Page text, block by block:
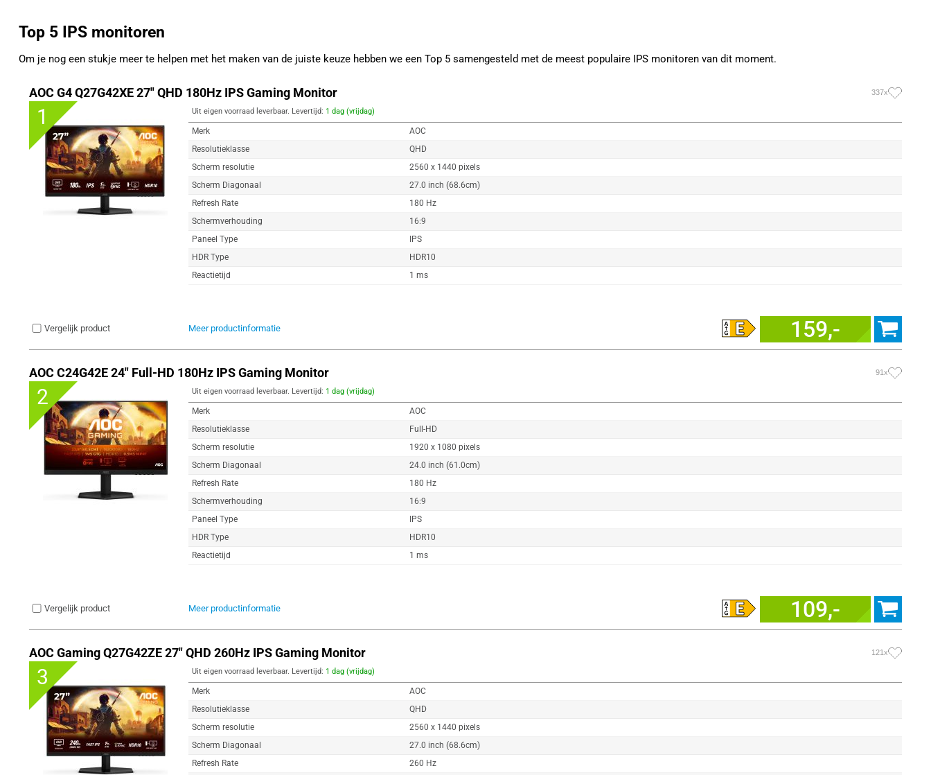
Top 5 IPS monitoren
Om je nog een stukje meer te helpen met het maken van de juiste keuze hebben we een Top 5 samengesteld met de meest populaire IPS monitoren van dit moment.
AOC G4 Q27G42XE 27" QHD 180Hz IPS Gaming Monitor 337x
1 Uit eigen voorraad leverbaar. Levertijd: 1 dag (vrijdag)
Merk
AOC
Resolutieklasse
QHD
Scherm resolutie
2560 x 1440 pixels
Scherm Diagonaal
27.0 inch (68.6cm)
Refresh Rate
180 Hz
Schermverhouding
16:9
Paneel Type
IPS
HDR Type
HDR10
Reactietijd
1 ms
Vergelijk product Meer productinformatie 159,-
AOC C24G42E 24" Full-HD 180Hz IPS Gaming Monitor 91x
2 Uit eigen voorraad leverbaar. Levertijd: 1 dag (vrijdag)
Merk
AOC
Resolutieklasse
Full-HD
Scherm resolutie
1920 x 1080 pixels
Scherm Diagonaal
24.0 inch (61.0cm)
Refresh Rate
180 Hz
Schermverhouding
16:9
Paneel Type
IPS
HDR Type
HDR10
Reactietijd
1 ms
Vergelijk product Meer productinformatie 109,-
AOC Gaming Q27G42ZE 27" QHD 260Hz IPS Gaming Monitor 121x
3 Uit eigen voorraad leverbaar. Levertijd: 1 dag (vrijdag)
Merk
AOC
Resolutieklasse
QHD
Scherm resolutie
2560 x 1440 pixels
Scherm Diagonaal
27.0 inch (68.6cm)
Refresh Rate
260 Hz